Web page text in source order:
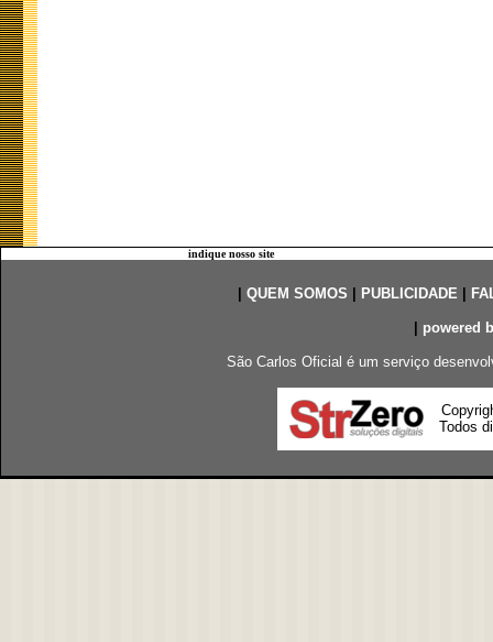
indique nosso site
QUEM SOMOS PUBLICIDADE|
powered
São Carlos Oficial é um serviço
Todos